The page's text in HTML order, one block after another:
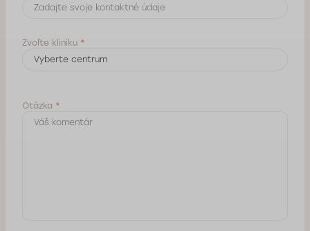
Zvoľte kliniku *
Otázka *